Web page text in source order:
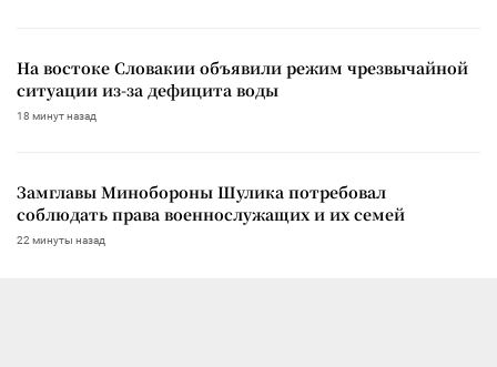
На востоке Словакии объявили режим чрезвычайной
ситуации из-за дефицита воды
18 минут назад
Замглавы Минобороны Шулика потребовал
соблюдать права военнослужащих и их семей
22 минуты назад